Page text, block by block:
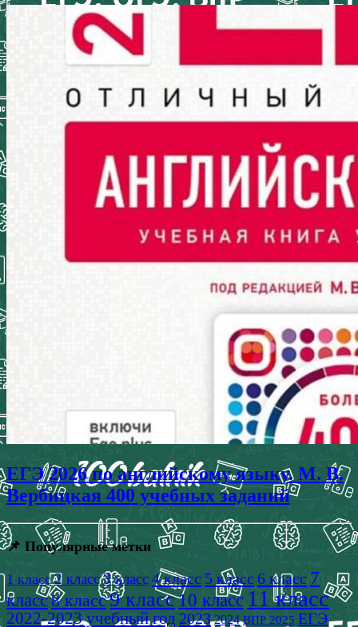
ЕГЭ 2026 по английскому языку. М. В.
Вербицкая 400 учебных заданий
📌 Популярные метки
1 класс 2 класс3 класс4 класс 5 класс 6 класс 7
класс8 класс9 класс10 класс 11 класс
2022-2023 учебный год 2023 2024 ВПР 2025 ЕГЭ